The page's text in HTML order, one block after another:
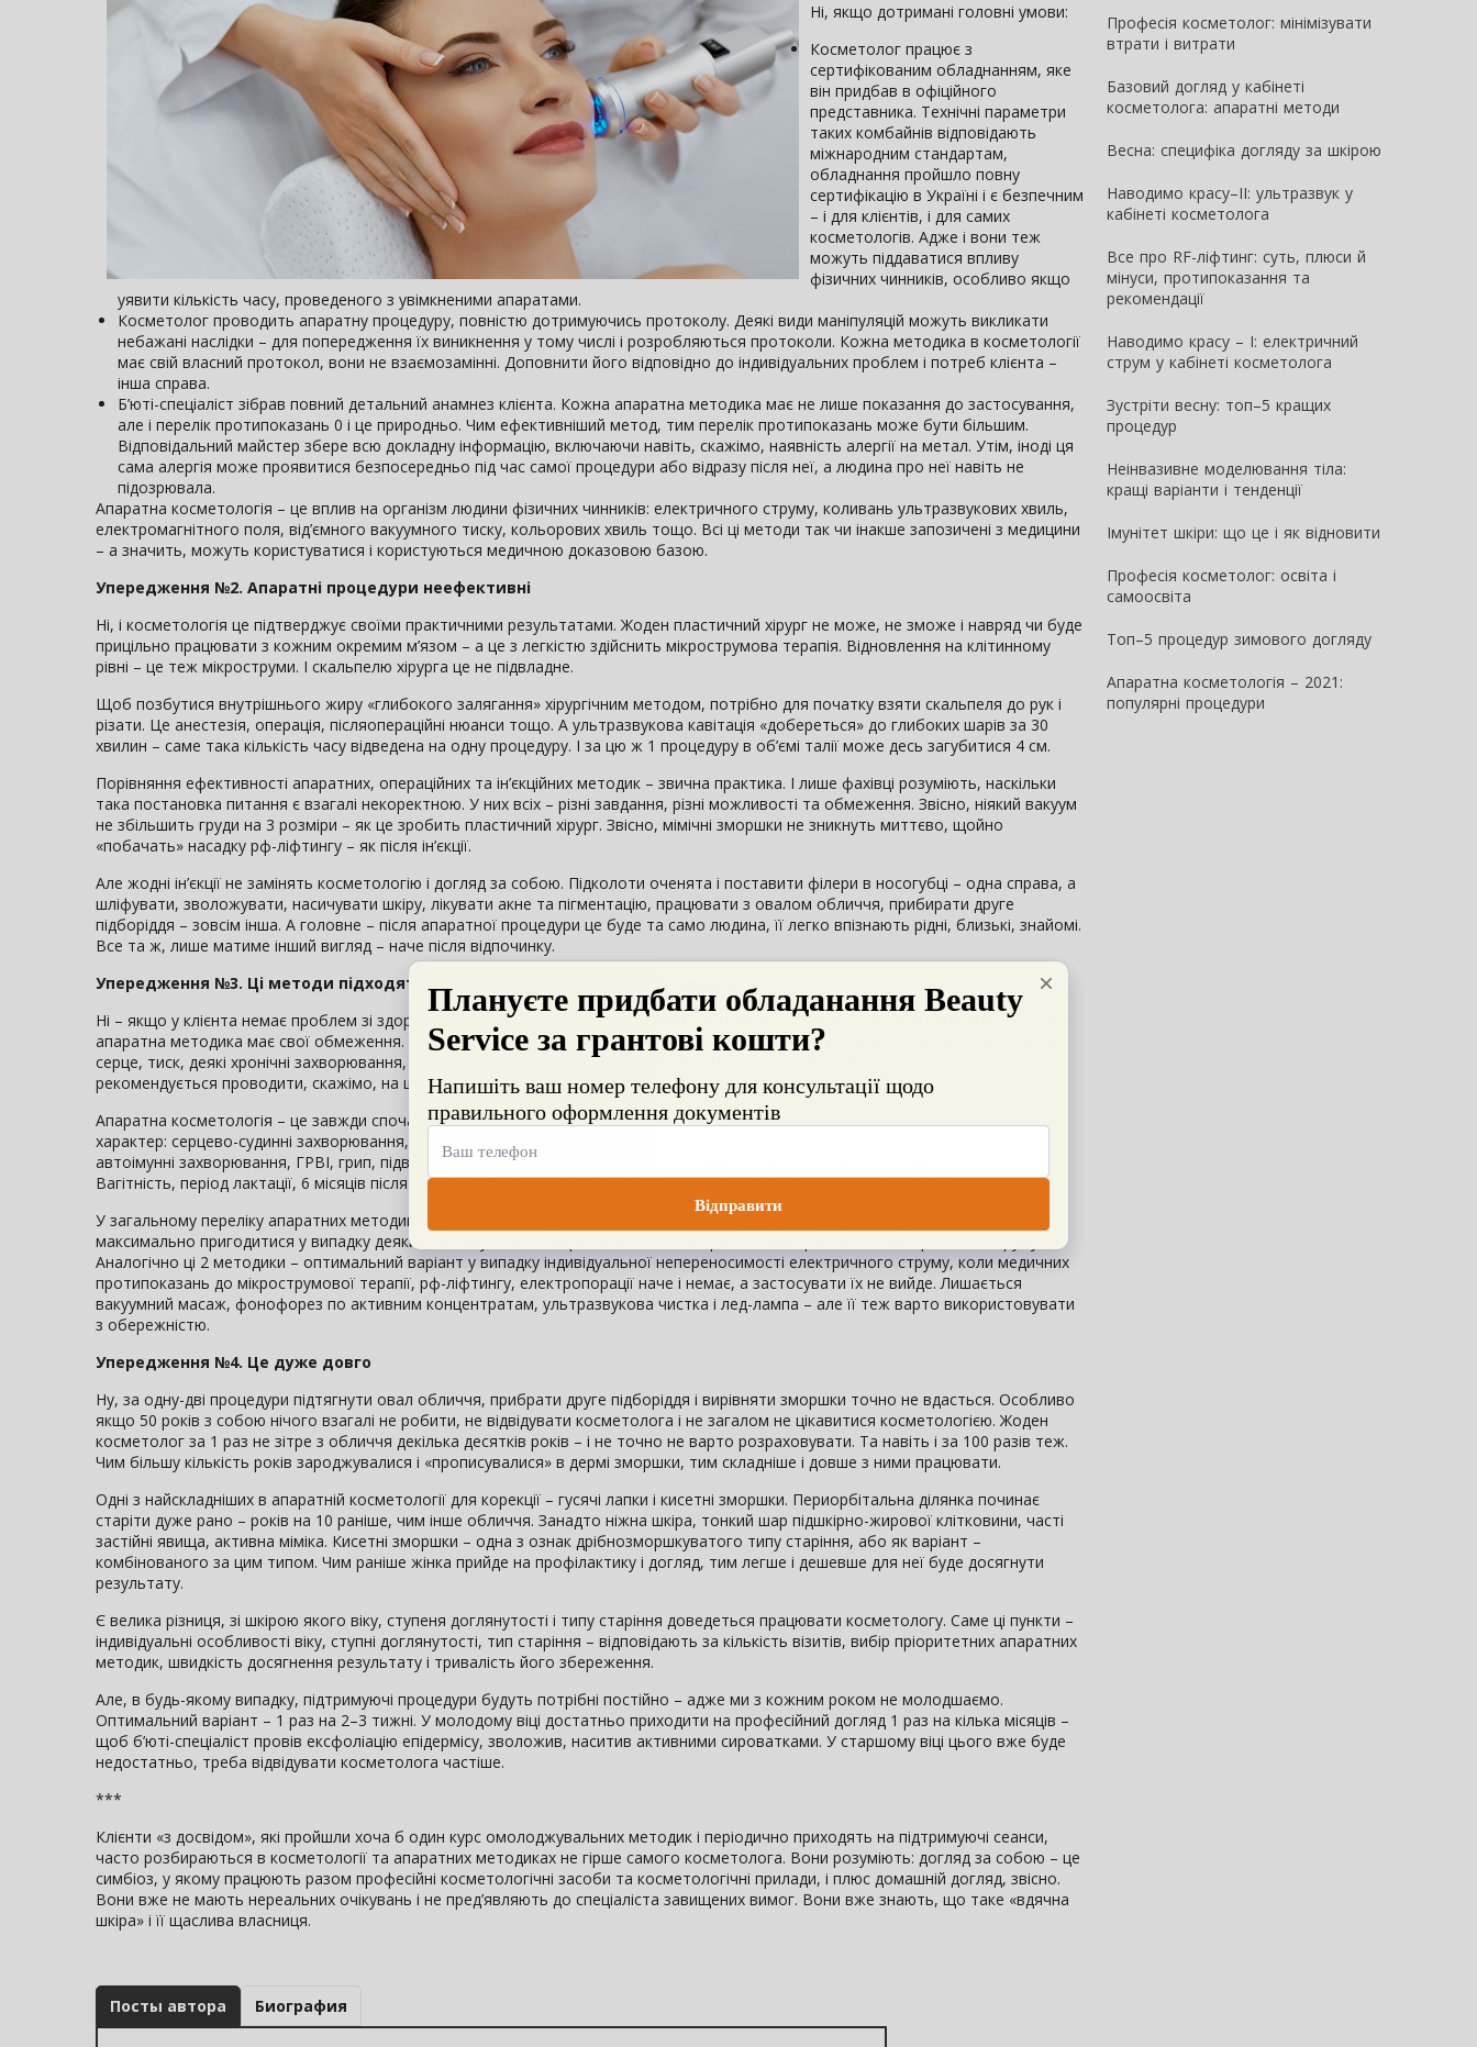
Професія косметолог: мінімізувати
втрати і витрати
Базовий догляд у кабінеті
косметолога: апаратні методи
Весна: специфіка догляду за шкірою
Наводимо красу–II: ультразвук у
кабінеті косметолога
Все про RF-ліфтинг: суть, плюси й
мінуси, протипоказання та
рекомендації
Наводимо красу – I: електричний
струм у кабінеті косметолога
Зустріти весну: топ–5 кращих
процедур
Неінвазивне моделювання тіла:
кращі варіанти і тенденції
Імунітет шкіри: що це і як відновити
Професія косметолог: освіта і
самоосвіта
Топ–5 процедур зимового догляду
Апаратна косметологія – 2021:
популярні процедури
Ні, якщо дотримані головні умови:
Косметолог працює з
сертифікованим обладнанням, яке
він придбав в офіційного
представника. Технічні параметри
таких комбайнів відповідають
міжнародним стандартам,
обладнання пройшло повну
сертифікацію в Україні і є безпечним
– і для клієнтів, і для самих
косметологів. Адже і вони теж
можуть піддаватися впливу
фізичних чинників, особливо якщо
уявити кількість часу, проведеного з увімкненими апаратами.
Косметолог проводить апаратну процедуру, повністю дотримуючись протоколу. Деякі види маніпуляцій можуть викликати
небажані наслідки – для попередження їх виникнення у тому числі і розробляються протоколи. Кожна методика в косметології
має свій власний протокол, вони не взаємозамінні. Доповнити його відповідно до індивідуальних проблем і потреб клієнта –
інша справа.
Б’юті-спеціаліст зібрав повний детальний анамнез клієнта. Кожна апаратна методика має не лише показання до застосування,
але і перелік протипоказань 0 і це природньо. Чим ефективніший метод, тим перелік протипоказань може бути більшим.
Відповідальний майстер збере всю докладну інформацію, включаючи навіть, скажімо, наявність алергії на метал. Утім, іноді ця
сама алергія може проявитися безпосередньо під час самої процедури або відразу після неї, а людина про неї навіть не
підозрювала.
Апаратна косметологія – це вплив на організм людини фізичних чинників: електричного струму, коливань ультразвукових хвиль,
електромагнітного поля, від’ємного вакуумного тиску, кольорових хвиль тощо. Всі ці методи так чи інакше запозичені з медицини
– а значить, можуть користуватися і користуються медичною доказовою базою.
Упередження №2. Апаратні процедури неефективні
Ні, і косметологія це підтверджує своїми практичними результатами. Жоден пластичний хірург не може, не зможе і навряд чи буде
прицільно працювати з кожним окремим м’язом – а це з легкістю здійснить мікрострумова терапія. Відновлення на клітинному
рівні – це теж мікроструми. І скальпелю хірурга це не підвладне.
Щоб позбутися внутрішнього жиру «глибокого залягання» хірургічним методом, потрібно для початку взяти скальпеля до рук і
різати. Це анестезія, операція, післяопераційні нюанси тощо. А ультразвукова кавітація «добереться» до глибоких шарів за 30
хвилин – саме така кількість часу відведена на одну процедуру. І за цю ж 1 процедуру в об’ємі талії може десь загубитися 4 см.
Порівняння ефективності апаратних, операційних та ін’єкційних методик – звична практика. І лише фахівці розуміють, наскільки
така постановка питання є взагалі некоректною. У них всіх – різні завдання, різні можливості та обмеження. Звісно, ніякий вакуум
не збільшить груди на 3 розміри – як це зробить пластичний хірург. Звісно, мімічні зморшки не зникнуть миттєво, щойно
«побачать» насадку рф-ліфтингу – як після ін’єкції.
Але жодні ін’єкції не замінять косметологію і догляд за собою. Підколоти оченята і поставити філери в носогубці – одна справа, а
шліфувати, зволожувати, насичувати шкіру, лікувати акне та пігментацію, працювати з овалом обличчя, прибирати друге
підборіддя – зовсім інша. А головне – після апаратної процедури це буде та само людина, її легко впізнають рідні, близькі, знайомі.
Все та ж, лише матиме інший вигляд – наче після відпочинку.
Упередження №3. Ці методи підходять не всім, у них багато протипоказань
Ні – якщо у клієнта немає проблем зі здоров’ям. У протилежному випадку деякі методи дійсно застосовувати неможна. Будь-яка
апаратна методика має свої обмеження. Але і сауну, за великим рахунком, можуть відвідувати теж не всі – купероз на обличчі,
серце, тиск, деякі хронічні захворювання, патології тощо мінімізують її відвідини. Навіть звичайну механічну чистку не
рекомендується проводити, скажімо, на шкірі з куперозом – куди ж ще більше травмувати капіляри?
Апаратна косметологія – це завжди спочатку збір анамнезу. Більшість протипоказань має загальний або відносний медичний
характер: серцево-судинні захворювання, серцева і ниркова недостатності, онкологічні захворювання, туберкульоз, епілепсія,
автоімунні захворювання, ГРВІ, грип, підвищена температура тіла, герпес, значна кількість новоутворень на шкірі тощо.
Вагітність, період лактації, 6 місяців після пологів – теж входять до цього переліку протипоказань в косметології.
У загальному переліку апаратних методик варто окремо виділити вакуум та ультразвукові процедури. Саме вони можуть
максимально пригодитися у випадку деяких автоімунних захворювань, коли заборонено використання електричного струму.
Аналогічно ці 2 методики – оптимальний варіант у випадку індивідуальної непереносимості електричного струму, коли медичних
протипоказань до мікрострумової терапії, рф-ліфтингу, електропорації наче і немає, а застосувати їх не вийде. Лишається
вакуумний масаж, фонофорез по активним концентратам, ультразвукова чистка і лед-лампа – але її теж варто використовувати
з обережністю.
Упередження №4. Це дуже довго
Ну, за одну-дві процедури підтягнути овал обличчя, прибрати друге підборіддя і вирівняти зморшки точно не вдасться. Особливо
якщо 50 років з собою нічого взагалі не робити, не відвідувати косметолога і не загалом не цікавитися косметологією. Жоден
косметолог за 1 раз не зітре з обличчя декілька десятків років – і не точно не варто розраховувати. Та навіть і за 100 разів теж.
Чим більшу кількість років зароджувалися і «прописувалися» в дермі зморшки, тим складніше і довше з ними працювати.
Одні з найскладніших в апаратній косметології для корекції – гусячі лапки і кисетні зморшки. Периорбітальна ділянка починає
старіти дуже рано – років на 10 раніше, чим інше обличчя. Занадто ніжна шкіра, тонкий шар підшкірно-жирової клітковини, часті
застійні явища, активна міміка. Кисетні зморшки – одна з ознак дрібнозморшкуватого типу старіння, або як варіант –
комбінованого за цим типом. Чим раніше жінка прийде на профілактику і догляд, тим легше і дешевше для неї буде досягнути
результату.
Є велика різниця, зі шкірою якого віку, ступеня доглянутості і типу старіння доведеться працювати косметологу. Саме ці пункти –
індивідуальні особливості віку, ступні доглянутості, тип старіння – відповідають за кількість візитів, вибір пріоритетних апаратних
методик, швидкість досягнення результату і тривалість його збереження.
Але, в будь-якому випадку, підтримуючі процедури будуть потрібні постійно – адже ми з кожним роком не молодшаємо.
Оптимальний варіант – 1 раз на 2–3 тижні. У молодому віці достатньо приходити на професійний догляд 1 раз на кілька місяців –
щоб б’юті-спеціаліст провів ексфоліацію епідермісу, зволожив, наситив активними сироватками. У старшому віці цього вже буде
недостатньо, треба відвідувати косметолога частіше.
***
Клієнти «з досвідом», які пройшли хоча б один курс омолоджувальних методик і періодично приходять на підтримуючі сеанси,
часто розбираються в косметології та апаратних методиках не гірше самого косметолога. Вони розуміють: догляд за собою – це
симбіоз, у якому працюють разом професійні косметологічні засоби та косметологічні прилади, і плюс домашній догляд, звісно.
Вони вже не мають нереальних очікувань і не пред’являють до спеціаліста завищених вимог. Вони вже знають, що таке «вдячна
шкіра» і її щаслива власниця.
Посты автора Биография